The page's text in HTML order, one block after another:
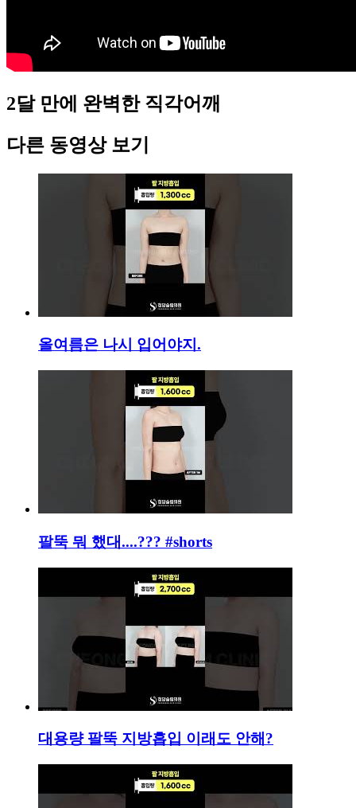
2달 만에 완벽한 직각어깨
다른 동영상 보기
올여름은 나시 입어야지.
팔뚝 뭐 했대....??? #shorts
대용량 팔뚝 지방흡입 이래도 안해?